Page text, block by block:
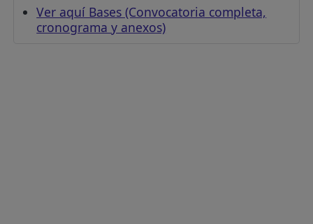
Ver aquí Bases (Convocatoria completa,
cronograma y anexos)